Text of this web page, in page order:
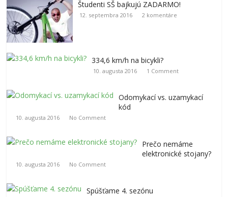
Študenti SŠ bajkujú ZADARMO!
12. septembra 2016 2 komentáre
334,6 km/h na bicykli?
10. augusta 2016 1 Comment
Odomykací vs. uzamykací
kód
10. augusta 2016 No Comment
Prečo nemáme
elektronické stojany?
10. augusta 2016 No Comment
Spúšťame 4. sezónu